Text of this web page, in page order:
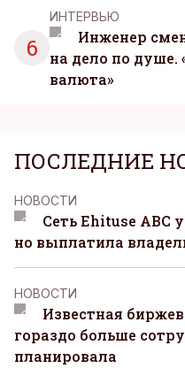
6
ИНТЕРВЬЮ
Инженер
на дело по душе.
валюта»
ПОСЛЕДНИЕ
НОВОСТИ
Сеть Ehituse ABC
но выплатила
НОВОСТИ
Известная
гораздо больше
планировала